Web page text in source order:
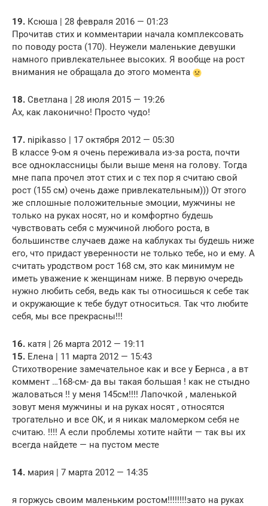
19. Ксюша | 28 февраля 2016 — 01:23
Прочитав стих и комментарии начала комплексовать
по поводу роста (170). Неужели маленькие девушки
намного привлекательнее высоких. Я вообще на рост
внимания не обращала до этого момента
18. Светлана | 28 июля 2015 — 19:26
Ах, как лаконично! Просто чудо!
17. nipikasso | 17 октября 2012 — 05:30
В классе 9-ом я очень переживала из-за роста, почти
все одноклассницы были выше меня на голову. Тогда
мне папа прочел этот стих и с тех пор я считаю свой
рост (155 см) очень даже привлекательным))) От этого
же сплошные положительные эмоции, мужчины не
только на руках носят, но и комфортно будешь
чувствовать себя с мужчиной любого роста, в
большинстве случаев даже на каблуках ты будешь ниже
его, что придаст уверенности не только тебе, но и ему. А
считать уродством рост 168 см, это как минимум не
иметь уважение к женщинам ниже. В первую очередь
нужно любить себя, ведь как ты относишься к себе так
и окружающие к тебе будут относиться. Так что любите
себя, мы все прекрасны!!!
16. катя | 26 марта 2012 — 19:11
15. Елена | 11 марта 2012 — 15:43
Стихотворение замечательное как и все у Бернса , а вт
коммент …168-см- да вы такая большая ! как не стыдно
жаловаться !! у меня 145см!!!! Лапочкой , маленькой
зовут меня мужчины и на руках носят , относятся
трогательно и все ОК, и я никак маломерком себя не
считаю. !!!! А если проблемы хотите найти — так вы их
всегда найдете — на пустом месте
14. мария | 7 марта 2012 — 14:35
я горжусь своим маленьким ростом!!!!!!!!зато на руках